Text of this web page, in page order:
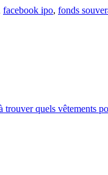
facebook ipo, fonds
trouver quels vêtements